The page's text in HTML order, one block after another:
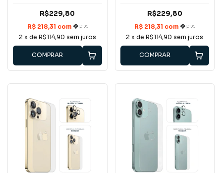
R$229,80
2 x de R$114,90 sem juros
COMPRAR
R$229,80
2 x deR$114,90 sem juros
COMPRAR